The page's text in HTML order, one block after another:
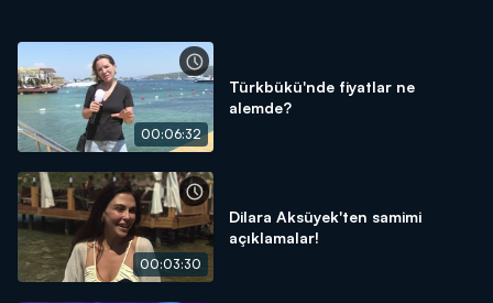
00:06:32
Türkbükü'nde fiyatlar ne
alemde?
00:03:30
Dilara Aksüyek'ten samimi
açıklamalar!